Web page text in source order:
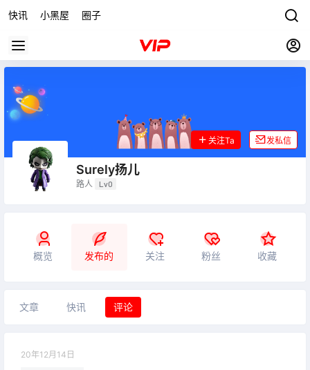
快讯 小黑屋 圈子
Surely扬儿
路人 Lv0
关注Ta 发私信
概览 发布的 关注 粉丝 收藏
文章 快讯 评论
20年12月14日